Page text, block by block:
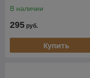
В наличии
295 руб.
Купить